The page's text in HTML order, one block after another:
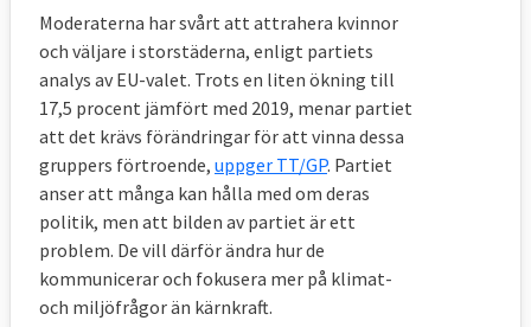
Moderaterna har svårt att attrahera kvinnor
och väljare i storstäderna, enligt partiets
analys av EU-valet. Trots en liten ökning till
17,5 procent jämfört med 2019, menar partiet
att det krävs förändringar för att vinna dessa
gruppers förtroende, uppger TT/GP. Partiet
anser att många kan hålla med om deras
politik, men att bilden av partiet är ett
problem. De vill därför ändra hur de
kommunicerar och fokusera mer på klimat-
och miljöfrågor än kärnkraft.